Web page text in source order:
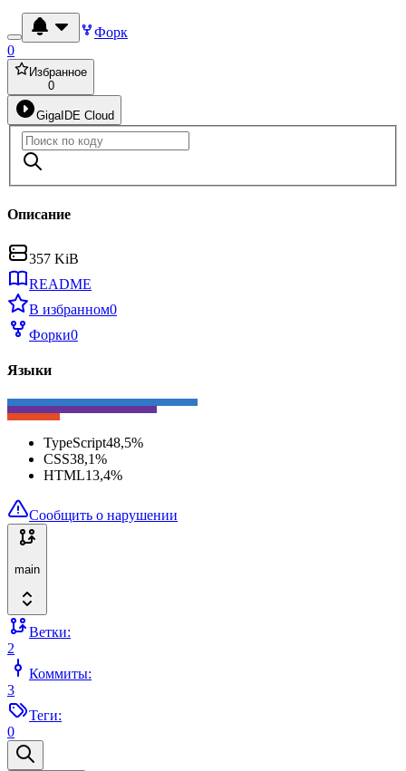
Форк
0
Избранное
0
GigaIDE Cloud
Описание
357 KiB
README
В избранном0
Форки0
Языки
TypeScript48,5%
CSS38,1%
HTML13,4%
Сообщить о нарушении
main
Ветки:
2
Коммиты:
3
Теги:
0